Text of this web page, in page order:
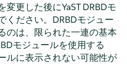
更した後にYaST DRBDモ
ください。DRBDモジュー
のは、限られた一連の基本
モジュールを使用する
ルに表示されない可能性が